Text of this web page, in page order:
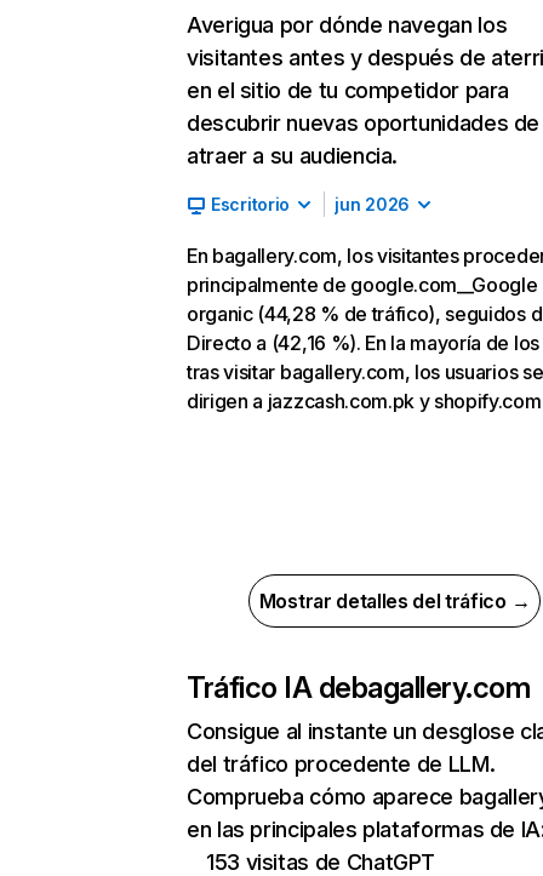
Averigua por dónde navegan los
visitantes antes y después de
en el sitio de tu competidor para
descubrir nuevas oportunidades de
atraer a su audiencia.
Escritorio jun 2026
En bagallery.com, los visitantes
principalmente de google.com__Google
organic (44,28 % de tráfico), seguidos
Directo a (42,16 %). En la mayoría de
tras visitar bagallery.com, los usuarios se
dirigen a jazzcash.com.pk y
Mostrar detalles del tráfico →
Tráfico IA debagallery.com
Consigue al instante un desglose
del tráfico procedente de LLM.
Comprueba cómo aparece
en las principales plataformas de
153 visitas de ChatGPT